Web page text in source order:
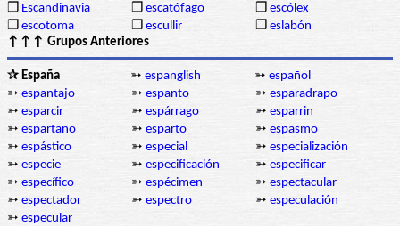
❒ Escandinavia ❒ escatófago ❒ escólex
❒ escotoma ❒ escullir ❒ eslabón
↑↑↑ Grupos Anteriores
✰ España ➳ espanglish ➳ español
➳ espantajo ➳ espanto ➳ esparadrapo
➳ esparcir ➳ espárrago ➳ esparrin
➳ espartano ➳ esparto ➳ espasmo
➳ espástico ➳ especial ➳ especialización
➳ especie ➳ especificación ➳ especificar
➳ específico ➳ espécimen ➳ espectacular
➳ espectador ➳ espectro ➳ especulación
➳ especular